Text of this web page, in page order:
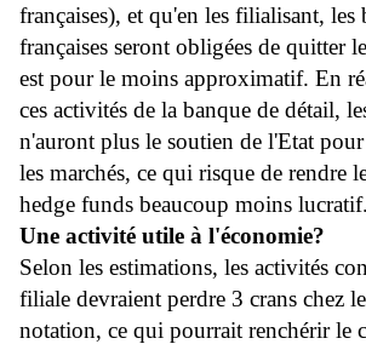
françaises), et qu'en les filialisant, les
françaises seront obligées de quitter
est pour le moins approximatif. En
ces activités de la banque de détail,
n'auront plus le soutien de l'Etat
les marchés, ce qui risque de rendre
hedge funds beaucoup moins lucratif.
Une activité utile à l'économie?
Selon les estimations, les activités
filiale devraient perdre 3 crans chez
notation, ce qui pourrait renchérir le